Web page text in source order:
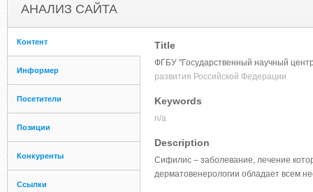
АНАЛИЗ САЙТА
Контент
Информер
Посетители
Позиции
Конкуренты
Ссылки
Title
ФГБУ "Государственный научный
развития Российской Федерации
Keywords
n/a
Description
Сифилис – заболевание, лечение
дерматовенерологии обладает всем